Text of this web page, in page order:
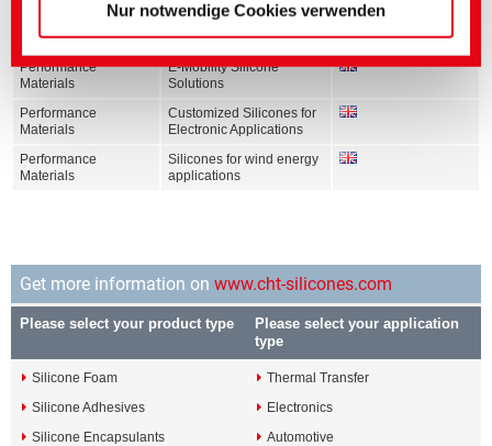
Nur notwendige Cookies verwenden
Materials
Silicone for aerospace,
defense & avionics
Performance
Materials
E-Mobility Silicone
Solutions
Performance
Materials
Customized Silicones for
Electronic Applications
Performance
Materials
Silicones for wind energy
applications
Get more information on www.cht-silicones.com
Please select your product type
Please select your application
type
Silicone Foam
Silicone Adhesives
Silicone Encapsulants
Thermal Transfer
Electronics
Automotive